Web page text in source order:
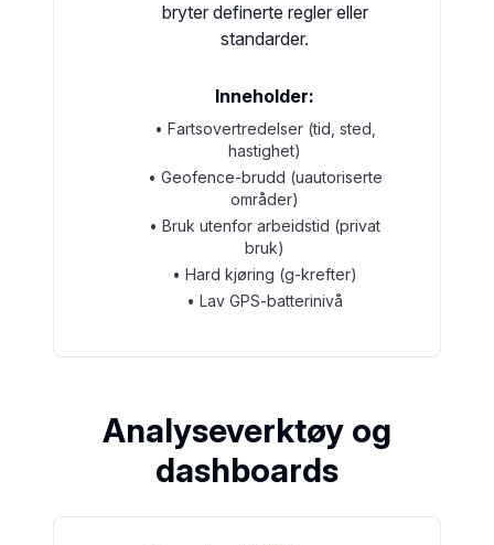
bryter definerte regler eller
standarder.
Inneholder:
• Fartsovertredelser (tid, sted,
hastighet)
• Geofence-brudd (uautoriserte
områder)
• Bruk utenfor arbeidstid (privat
bruk)
• Hard kjøring (g-krefter)
• Lav GPS-batterinivå
Analyseverktøy og
dashboards